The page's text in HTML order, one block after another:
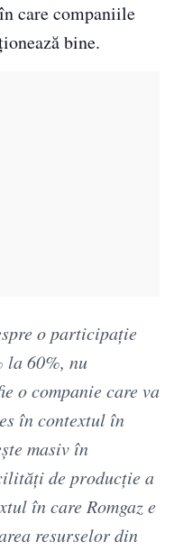
care companiile
bine.
o participaţie
la 60%, nu
o companie care va
în contextul în
masiv în
de producţie a
în care Romgaz e
resurselor din